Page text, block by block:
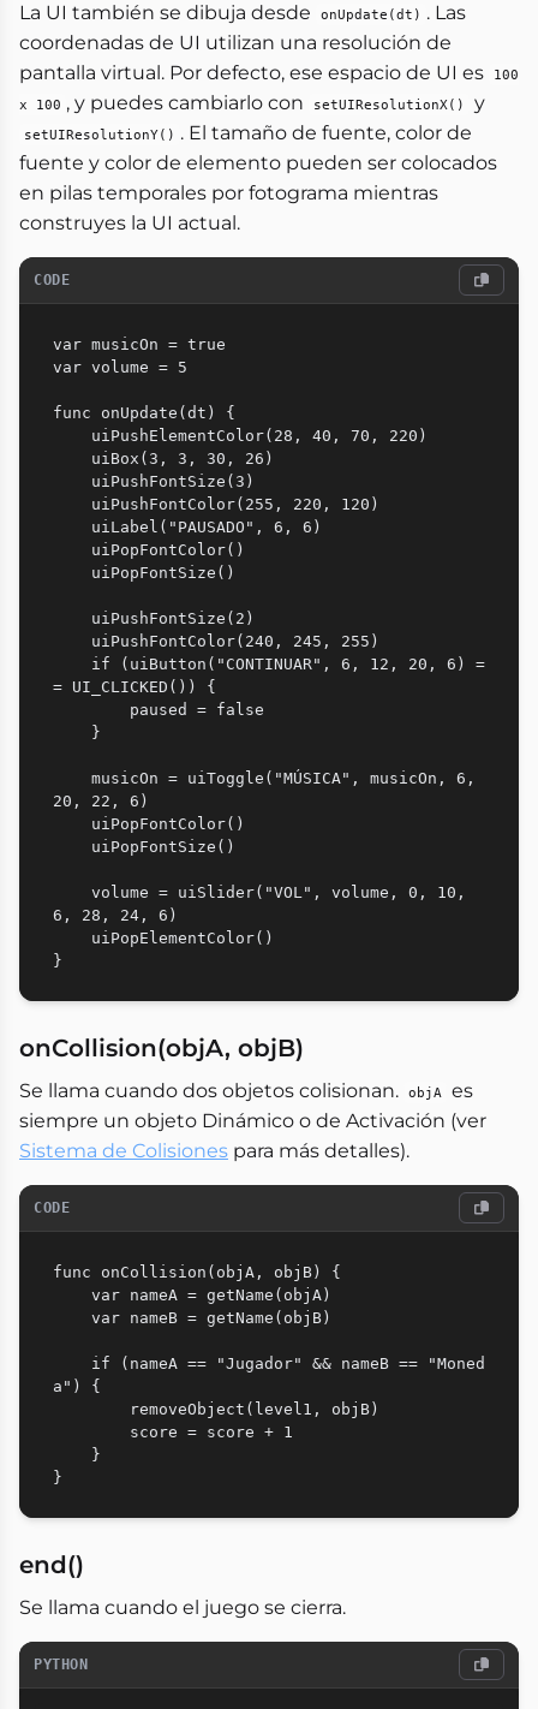
La UI también se dibuja desde onUpdate(dt) . Las
coordenadas de UI utilizan una resolución de
pantalla virtual. Por defecto, ese espacio de UI es
100
x 100 , y puedes cambiarlo con setUIResolutionX() y
setUIResolutionY() . El tamaño de fuente, color de
fuente y color de elemento pueden ser colocados
en pilas temporales por fotograma mientras
construyes la UI actual.
CODE
var musicOn = true
var volume = 5
func onUpdate(dt) {
= UI_CLICKED()) {
20, 22, 6)
6, 28, 24, 6)
onCollision(objA, objB)
Se llama cuando dos objetos colisionan. objA es
siempre un objeto Dinámico o de Activación (ver
Sistema de Colisiones para más detalles).
CODE
func onCollision(objA, objB) {
a") {
end()
Se llama cuando el juego se cierra.
PYTHON